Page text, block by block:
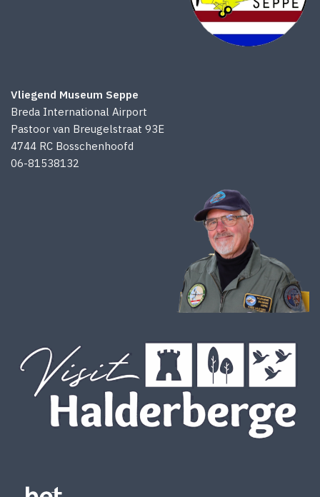
Vliegend Museum Seppe
Breda International Airport
Pastoor van Breugelstraat 93E
4744 RC Bosschenhoofd
06-81538132